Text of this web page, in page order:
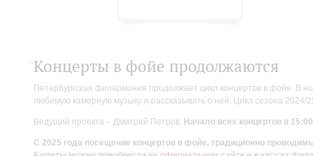
Концерты в фойе продолжаются
Петербургская филармония продолжает цикл концертов в фойе. В
любимую камерную музыку и рассказывать о ней. Цикл сезона
Ведущий проекта – Дмитрий Петров. Начало всех концертов в
С 2025 года посещение концертов в фойе, традиционно